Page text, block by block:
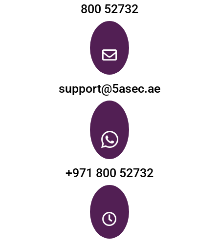
800 52732
support@5asec.ae
+971 800 52732